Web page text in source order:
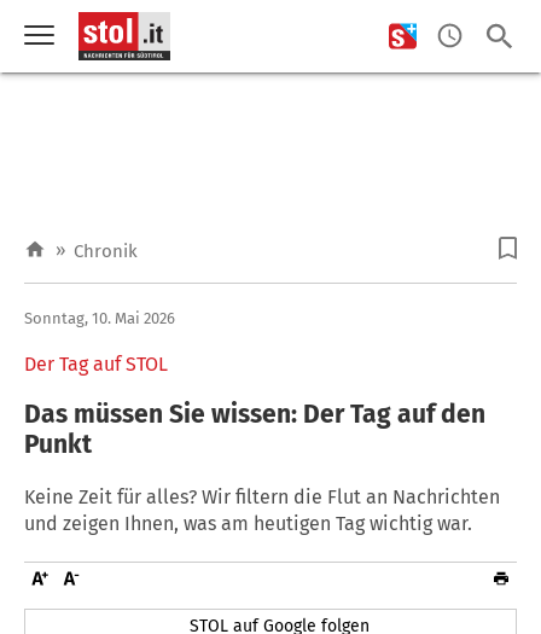
» Chronik
Der Tag auf STOL
Sonntag, 10. Mai 2026
Das müssen Sie wissen: Der Tag auf den
Punkt
Keine Zeit für alles? Wir filtern die Flut an Nachrichten
und zeigen Ihnen, was am heutigen Tag wichtig war.
STOL auf Google folgen